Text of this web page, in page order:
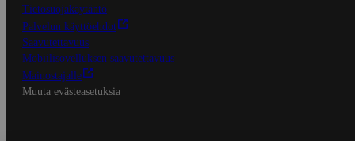
Tietosuojakäytäntö
Palvelun käyttöehdot
Saavutettavuus
Mobiilisovelluksen saavutettavuus
Mainostajalle
Muuta evästeasetuksia